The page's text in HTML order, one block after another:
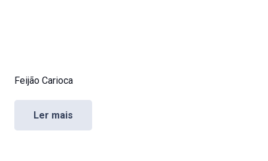
Feijão Carioca
Ler mais